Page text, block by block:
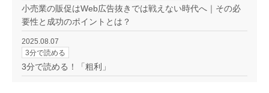
小売業の販促はWeb広告抜きでは戦えない時代へ｜その必
要性と成功のポイントとは？
2025.08.07
3分で読める
3分で読める！「粗利」